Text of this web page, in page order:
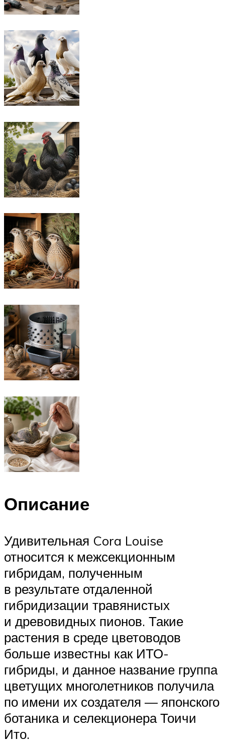
Описание
Удивительная Cora Louise
относится к межсекционным
гибридам, полученным
в результате отдаленной
гибридизации травянистых
и древовидных пионов. Такие
растения в среде цветоводов
больше известны как ИТО-
гибриды, и данное название группа
цветущих многолетников получила
по имени их создателя — японского
ботаника и селекционера Тоичи
Ито.